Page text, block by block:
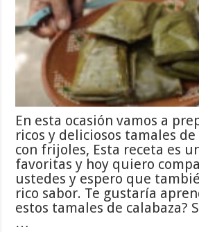
En esta ocasión vamos a
ricos y deliciosos tamales
con frijoles, Esta receta es
favoritas y hoy quiero
ustedes y espero que
rico sabor. Te gustaría
estos tamales de calabaza?
…